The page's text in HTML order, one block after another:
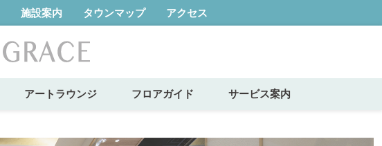
施設案内 タウンマップ アクセス
アートラウンジ フロアガイド サービス案内